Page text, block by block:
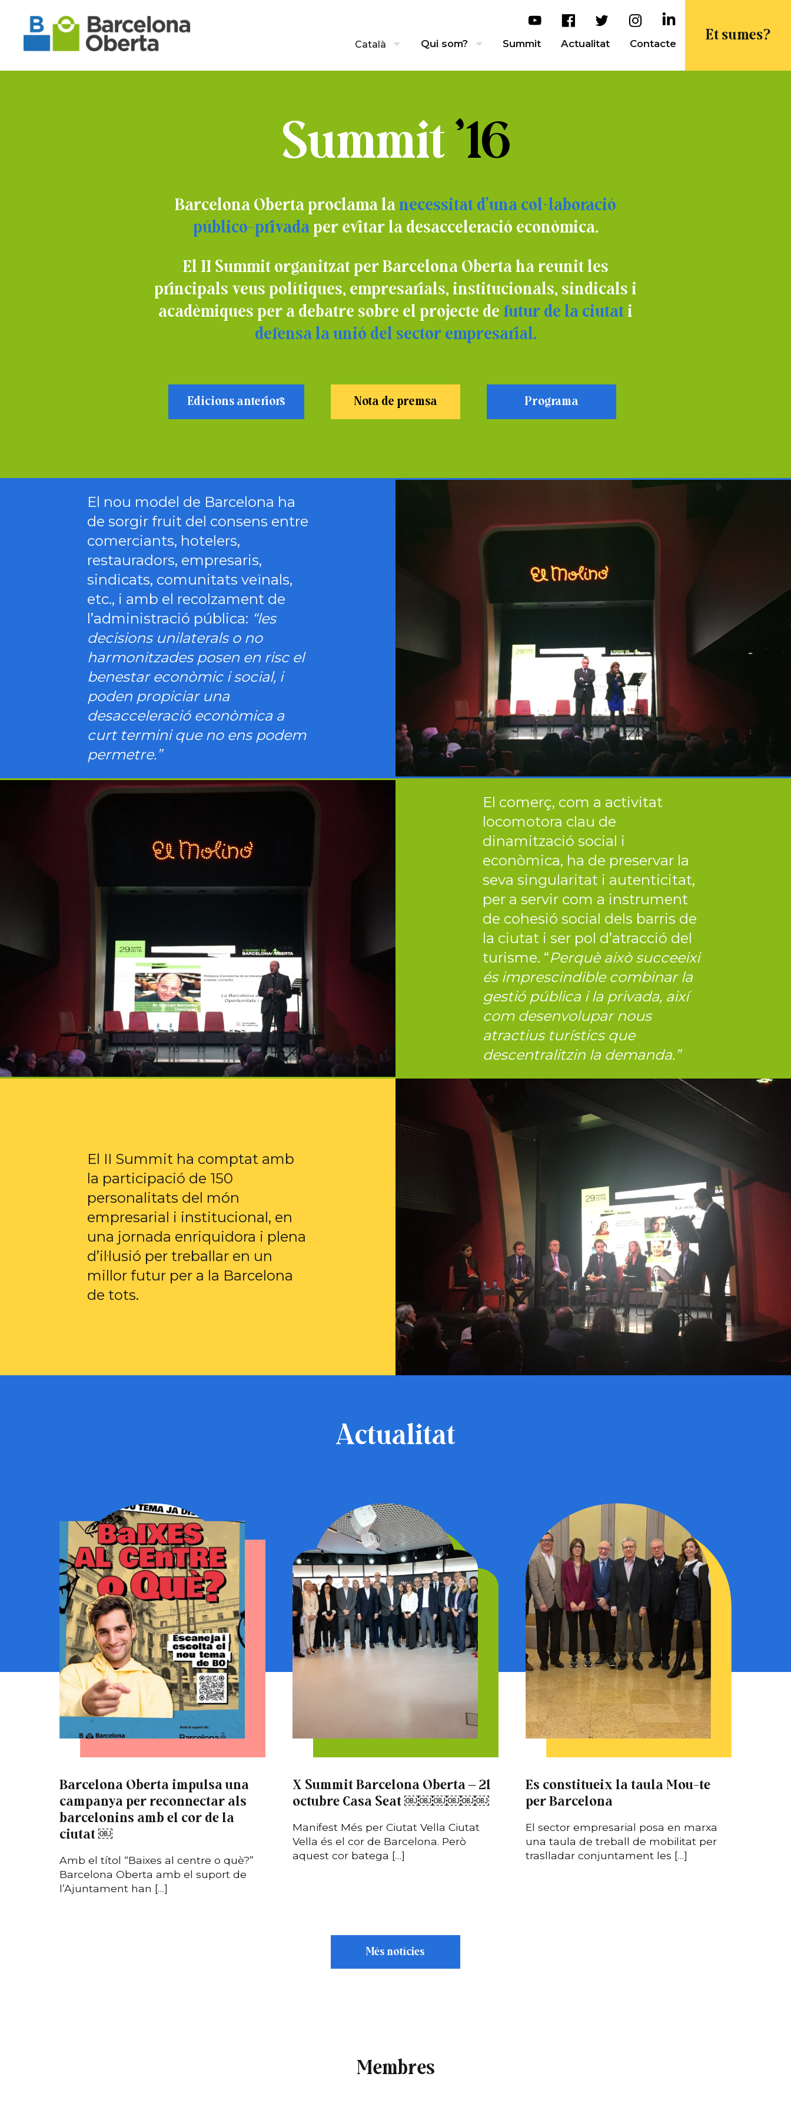
Català Qui som? Summit Actualitat Contacte
Et sumes?
Summit ’16
Barcelona Oberta proclama la necessitat d’una col·laboració
público-privadaper evitar la desacceleració econòmica.
El II Summit organitzat per Barcelona Oberta ha reunit les
principals veus polítiques, empresarials, institucionals, sindicals i
acadèmiques per a debatre sobre el projecte de futur de la ciutat i
defensa la unió del sector empresarial.
Edicions anteriors Nota de premsa Programa
El nou model de Barcelona ha
de sorgir fruit del consens entre
comerciants, hotelers,
restauradors, empresaris,
sindicats, comunitats veïnals,
etc., i amb el recolzament de
l’administració pública: “les
decisions unilaterals o no
harmonitzades posen en risc el
benestar econòmic i social, i
poden propiciar una
desacceleració econòmica a
curt termini que no ens podem
permetre.”
El comerç, com a activitat
locomotora clau de
dinamització social i
econòmica, ha de preservar la
seva singularitat i autenticitat,
per a servir com a instrument
de cohesió social dels barris de
la ciutat i ser pol d’atracció del
turisme. “Perquè això succeeixi
és imprescindible combinar la
gestió pública i la privada, així
com desenvolupar nous
atractius turístics que
descentralitzin la demanda.”
El II Summit ha comptat amb
la participació de 150
personalitats del món
empresarial i institucional, en
una jornada enriquidora i plena
d’il·lusió per treballar en un
millor futur per a la Barcelona
de tots.
Actualitat
Barcelona Oberta impulsa una
campanya per reconnectar als
barcelonins amb el cor de la
ciutat ￼
Amb el títol “Baixes al centre o què?”
Barcelona Oberta amb el suport de
l’Ajuntament han […]
X Summit Barcelona Oberta – 21
octubre Casa Seat ￼￼￼￼￼￼
Manifest Més per Ciutat Vella Ciutat
Vella és el cor de Barcelona. Però
aquest cor batega […]
Es constitueix la taula Mou-te
per Barcelona
El sector empresarial posa en marxa
una taula de treball de mobilitat per
traslladar conjuntament les […]
Més notícies
Membres